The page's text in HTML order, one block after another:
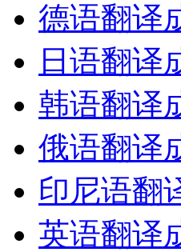
德语翻译
日语翻译
韩语翻译
俄语翻译
印尼语翻
英语翻译